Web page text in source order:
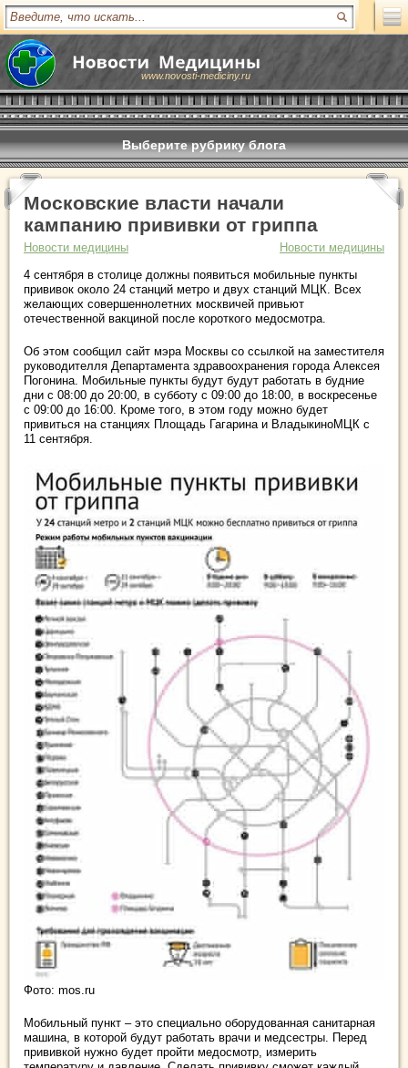
www.novosti-mediciny.ru
Выберите рубрику блога
Московские власти начали
кампанию прививки от гриппа
Новости медицины
Новости медицины
4 сентября в столице должны появиться мобильные пункты
прививок около 24 станций метро и двух станций МЦК. Всех
желающих совершеннолетних москвичей привьют
отечественной вакциной после короткого медосмотра.
Об этом сообщил сайт мэра Москвы со ссылкой на заместителя
руководителля Департамента здравоохранения города Алексея
Погонина. Мобильные пункты будут будут работать в будние
дни с 08:00 до 20:00, в субботу с 09:00 до 18:00, в воскресенье
с 09:00 до 16:00. Кроме того, в этом году можно будет
привиться на станциях Площадь Гагарина и ВладыкиноМЦК с
11 сентября.
Фото: mos.ru
Мобильный пункт – это специально оборудованная санитарная
машина, в которой будут работать врачи и медсестры. Перед
прививкой нужно будет пройти медосмотр, измерить